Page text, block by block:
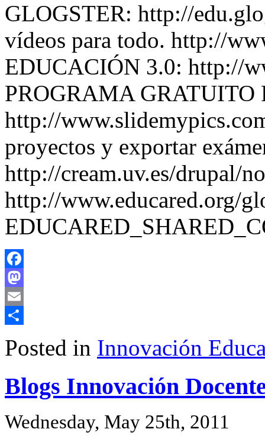
GLOGSTER: http://
vídeos para todo. http://
EDUCACIÓN 3.0: http://
PROGRAMA GRATUITO
http://
proyectos y exportar
http://cream.uv.es/drupal/
http://www.educared.org/
Facebook
Mastodon
Email
Posted in Innovación
Blogs Innovación
Wednesday, May 25th, 2011